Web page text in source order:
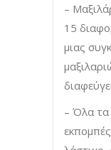
–
15
μιας
– Όλα